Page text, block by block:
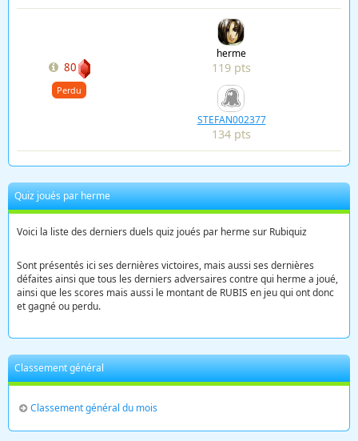
80
Perdu
herme
119 pts
STEFAN002377
134 pts
Quiz joués par herme
Voici la liste des derniers duels quiz joués par herme sur Rubiquiz
Sont présentés ici ses dernières victoires, mais aussi ses dernières
défaites ainsi que tous les derniers adversaires contre qui herme a joué,
ainsi que les scores mais aussi le montant de RUBIS en jeu qui ont donc
et gagné ou perdu.
Classement général
Classement général du mois